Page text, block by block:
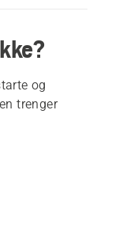
og
trenger